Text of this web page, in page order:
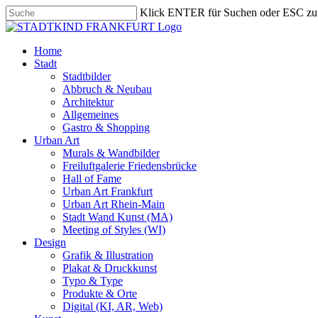
Skip
to
content
Klick ENTER für Suchen oder ESC
Close
search
Menu
Home
Stadt
Stadtbilder
Abbruch & Neubau
Architektur
Allgemeines
Gastro & Shopping
Urban Art
Murals & Wandbilder
Freiluftgalerie Friedensbrücke
Hall of Fame
Urban Art Frankfurt
Urban Art Rhein-Main
Stadt Wand Kunst (MA)
Meeting of Styles (WI)
Design
Grafik & Illustration
Plakat & Druckkunst
Typo & Type
Produkte & Orte
Digital (KI, AR, Web)